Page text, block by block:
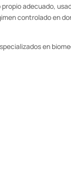
adecuado,
controlado en
en